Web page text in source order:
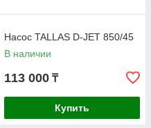
Насос TALLAS D-JET 850/45
В наличии
113 000 ₸
Купить